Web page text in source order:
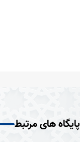
پایگاه های مرتبط